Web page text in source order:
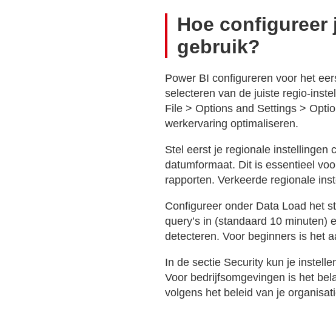
Hoe configureer
gebruik?
Power BI configureren voor het
selecteren van de juiste regio-
File > Options and Settings >
werkervaring optimaliseren.
Stel eerst je regionale instellingen
datumformaat. Dit is essentieel
rapporten. Verkeerde regionale
Configureer onder Data Load het
query’s in (standaard 10 minuten)
detecteren. Voor beginners is het
In de sectie Security kun je
Voor bedrijfsomgevingen is het
volgens het beleid van je